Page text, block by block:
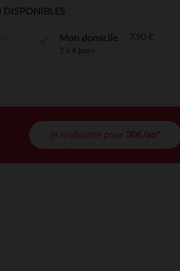
DISPONIBLES
Mon domicile 7,90 €
2 à 4 jours
je m'abonne pour 30€/an*